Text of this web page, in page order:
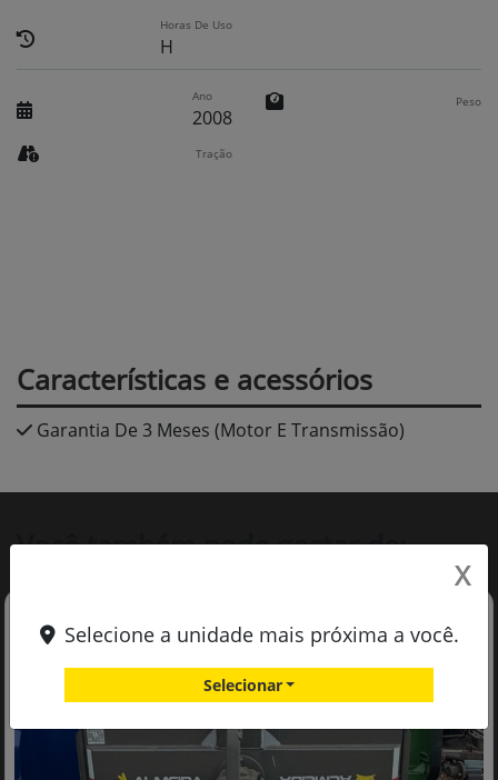
Horas De Uso
H
Ano
2008
Peso
Tração
Características e acessórios
Garantia De 3 Meses (Motor E Transmissão)
Você também pode gostar de:
X
Selecione a unidade mais próxima a você.
Selecionar